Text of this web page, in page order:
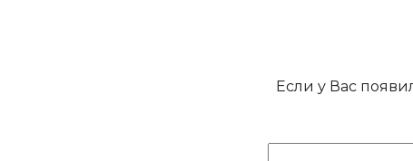
Если у Вас